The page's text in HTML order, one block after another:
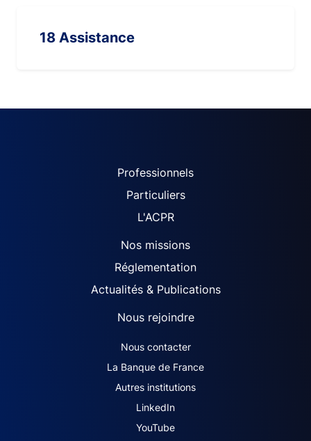
18 Assistance
ACPR site navigation
Professionnels
Particuliers
L'ACPR
Nos missions
Réglementation
Actualités & Publications
Nous rejoindre
ACPR footer secondary menu (French)
Nous contacter
La Banque de France
Autres institutions
LinkedIn
YouTube